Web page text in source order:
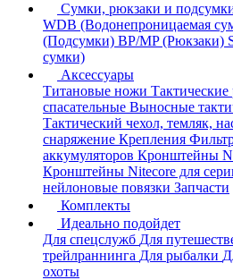
Сумки, рюкзаки и
WDB (Водонепроницаемая
(Подсумки) BP/MP (Рюкзаки)
сумки)
Аксессуары
Титановые ножи Тактические
спасательные Выносные
Тактический чехол, темляк,
снаряжение Крепления
аккумуляторов Кронштейны
Кронштейны Nitecore для
нейлоновые повязки Запчасти
Комплекты
Идеально подойдет
Для спецслужб Для
трейлраннинга Для рыбалки
охоты